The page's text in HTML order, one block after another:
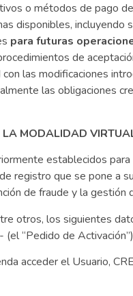
o métodos de pago
disponibles,
para futuras
de
las modificaciones
las obligaciones
LA MODALIDAD
establecidos
registro que se pone a
de fraude y la gestión
otros, los siguientes
“Pedido de
acceder el Usuario,